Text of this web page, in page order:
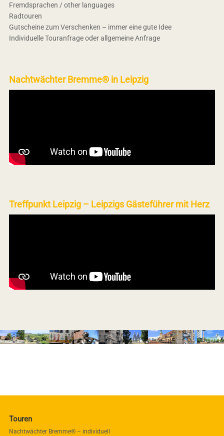
Fremdsprachen / other languages
Radtouren
Gutscheine zum Verschenken – immer eine gute Idee
Individuelle Touranfrage oder allgemeine Anfrage
Nachtwächter Bremme® in Leipzig
Treffpunkt Leipzig – Leipzigs Gästeführer mit Herz
Touren
Nachtwächter Bremme® – individuell